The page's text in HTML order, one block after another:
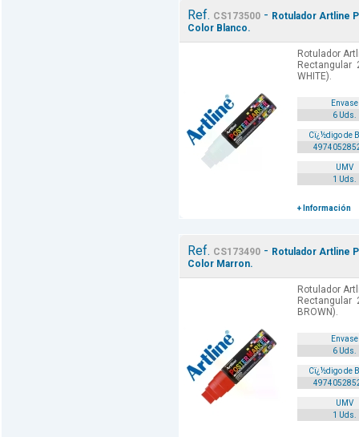
Ref. CS173500- Rotulador Artline
Color Blanco.
Rotulador
Rectangular
WHITE).
Envase
6 Uds.
Cï¿½digo de
UMV
1 Uds.
+ Información
Ref. CS173490- Rotulador Artline
Color Marron.
Rotulador
Rectangular
BROWN).
Envase
6 Uds.
Cï¿½digo de
UMV
1 Uds.